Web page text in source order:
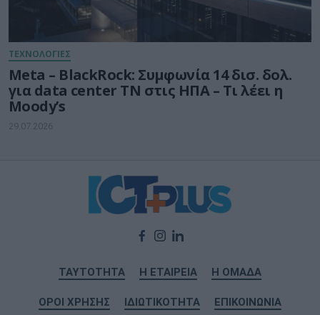
ΤΕΧΝΟΛΟΓΙΕΣ
Meta – BlackRock: Συμφωνία 14 δισ. δολ.
για data center ΤΝ στις ΗΠΑ – Τι λέει η
Moody’s
29.07.2026
ΤΑΥΤΟΤΗΤΑ Η ΕΤΑΙΡΕΙΑ Η ΟΜΑΔΑ
ΟΡΟΙ ΧΡΗΣΗΣ ΙΔΙΩΤΙΚΟΤΗΤΑ ΕΠΙΚΟΙΝΩΝΙΑ